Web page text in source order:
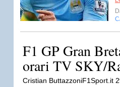
F1 GP Gran
orari TV SKY/
Cristian ButtazzoniF1Sport.it